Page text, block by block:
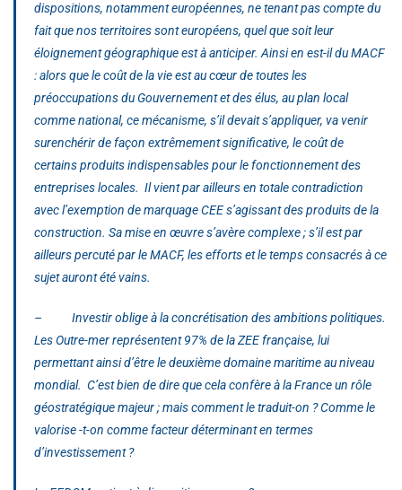
dispositions, notamment européennes, ne tenant pas compte du
fait que nos territoires sont européens, quel que soit leur
éloignement géographique est à anticiper. Ainsi en est-il du MACF
: alors que le coût de la vie est au cœur de toutes les
préoccupations du Gouvernement et des élus, au plan local
comme national, ce mécanisme, s’il devait s’appliquer, va venir
surenchérir de façon extrêmement significative, le coût de
certains produits indispensables pour le fonctionnement des
entreprises locales. Il vient par ailleurs en totale contradiction
avec l’exemption de marquage CEE s’agissant des produits de la
construction. Sa mise en œuvre s’avère complexe ; s’il est par
ailleurs percuté par le MACF, les efforts et le temps consacrés à ce
sujet auront été vains.
– Investir oblige à la concrétisation des ambitions politiques.
Les Outre-mer représentent 97% de la ZEE française, lui
permettant ainsi d’être le deuxième domaine maritime au niveau
mondial. C’est bien de dire que cela confère à la France un rôle
géostratégique majeur ; mais comment le traduit-on ? Comme le
valorise -t-on comme facteur déterminant en termes
d’investissement ?